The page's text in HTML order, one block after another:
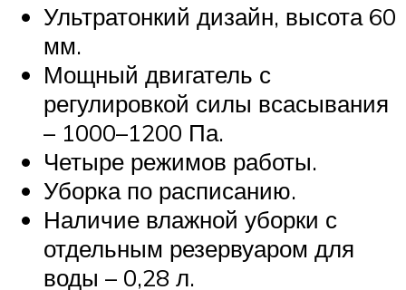
Ультратонкий дизайн, высота 60
мм.
Мощный двигатель с
регулировкой силы всасывания
– 1000–1200 Па.
Четыре режимов работы.
Уборка по расписанию.
Наличие влажной уборки с
отдельным резервуаром для
воды – 0,28 л.